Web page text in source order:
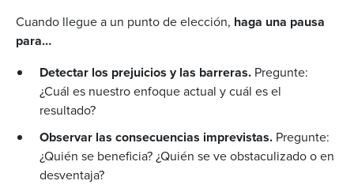
Cuando llegue a un punto de elección, haga una pausa
para…
Detectar los prejuicios y las barreras. Pregunte:
¿Cuál es nuestro enfoque actual y cuál es el
resultado?
Observar las consecuencias imprevistas. Pregunte:
¿Quién se beneficia? ¿Quién se ve obstaculizado o en
desventaja?